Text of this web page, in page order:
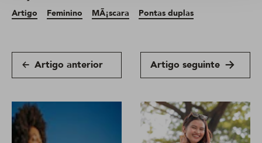
Artigo Feminino MÃ¡scara Pontas duplas
Artigo anterior Artigo seguinte